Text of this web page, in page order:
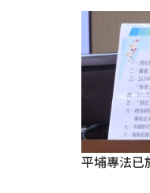
平埔專法已